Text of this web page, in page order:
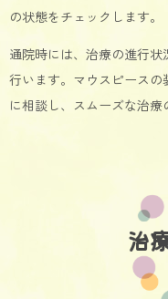
の状態をチェックします。
通院時には、治療の進行
行います。マウスピース
に相談し、スムーズな治療
治